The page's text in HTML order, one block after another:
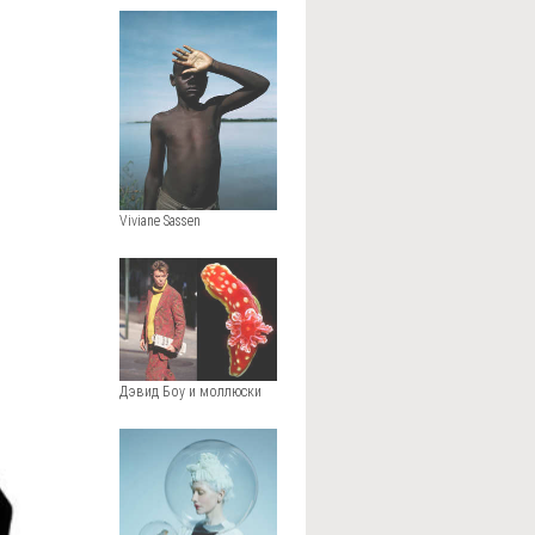
Viviane Sassen
Дэвид Боу и моллюски